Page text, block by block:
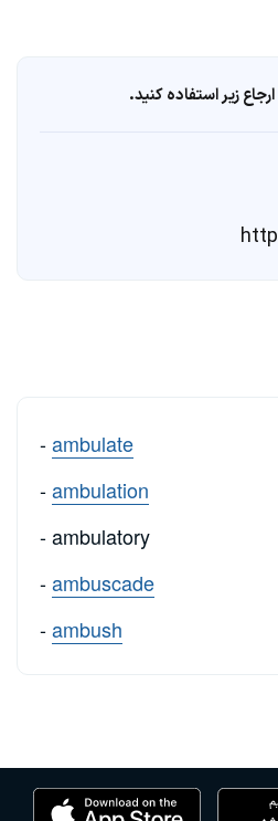
زیر استفاده کنید.
-ambulate
-ambulation
- ambulatory
-ambuscade
-ambush